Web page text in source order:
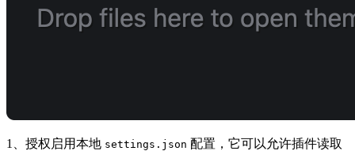
1、授权启用本地 settings.json 配置，它可以允许插件读取